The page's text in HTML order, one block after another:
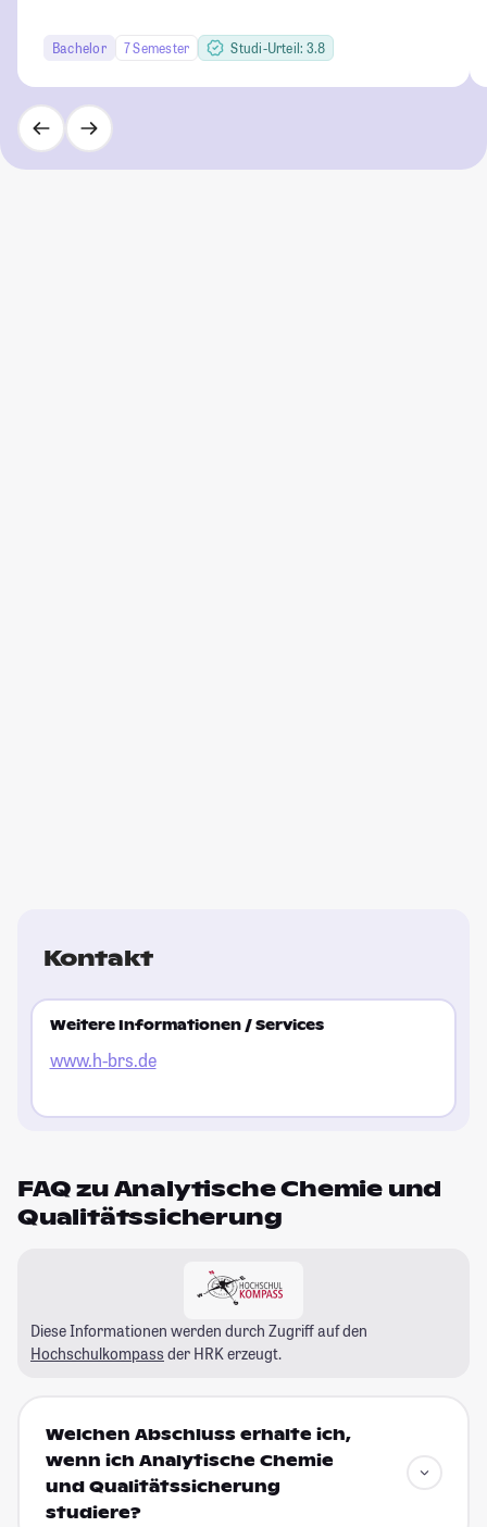
Bachelor 7 Semester Studi-Urteil: 3.8
Kontakt
Weitere Informationen / Services
www.h-brs.de
FAQ zu Analytische Chemie und
Qualitätssicherung
Diese Informationen werden durch Zugriff auf den
Hochschulkompass der HRK erzeugt.
Welchen Abschluss erhalte ich,
wenn ich Analytische Chemie
und Qualitätssicherung
studiere?